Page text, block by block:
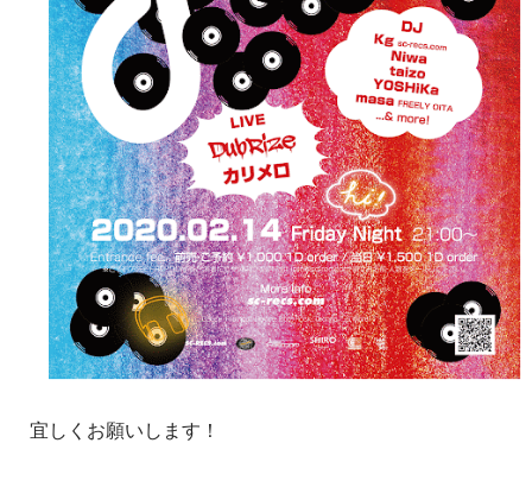
宜しくお願いします！